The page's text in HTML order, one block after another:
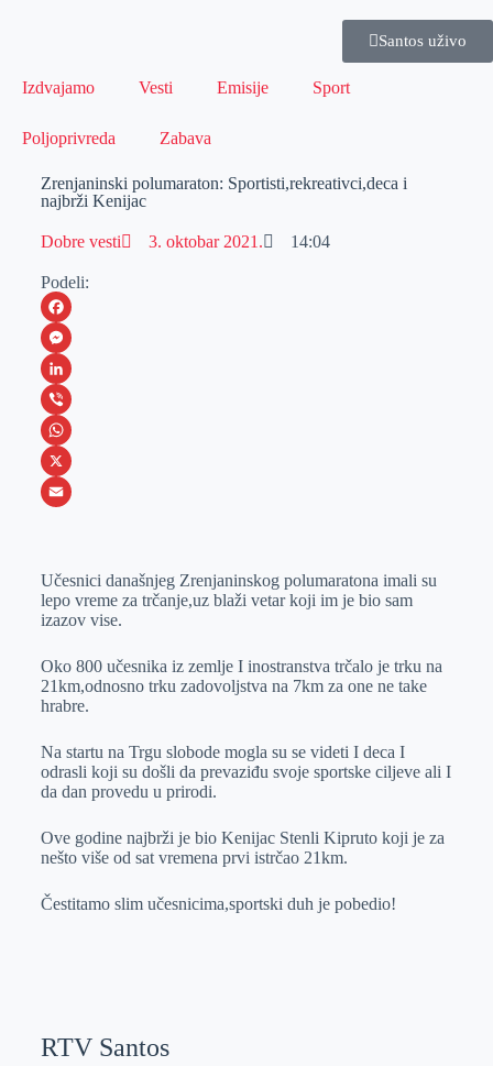
Santos uživo
Izdvajamo Vesti Emisije Sport
Poljoprivreda Zabava
Zrenjaninski polumaraton: Sportisti,rekreativci,deca i
najbrži Kenijac
Dobre vesti 3. oktobar 2021. 14:04
Podeli:
F
a
c
e
b
o
M
e
s
s
e
e
r
L
i
n
k
I
n
V
i
b
W
h
s
A
p
X
a
i
Učesnici današnjeg Zrenjaninskog polumaratona imali su
lepo vreme za trčanje,uz blaži vetar koji im je bio sam
izazov vise.
Oko 800 učesnika iz zemlje I inostranstva trčalo je trku na
21km,odnosno trku zadovoljstva na 7km za one ne take
hrabre.
Na startu na Trgu slobode mogla su se videti I deca I
odrasli koji su došli da prevaziđu svoje sportske ciljeve ali I
da dan provedu u prirodi.
Ove godine najbrži je bio Kenijac Stenli Kipruto koji je za
nešto više od sat vremena prvi istrčao 21km.
Čestitamo slim učesnicima,sportski duh je pobedio!
RTV Santos